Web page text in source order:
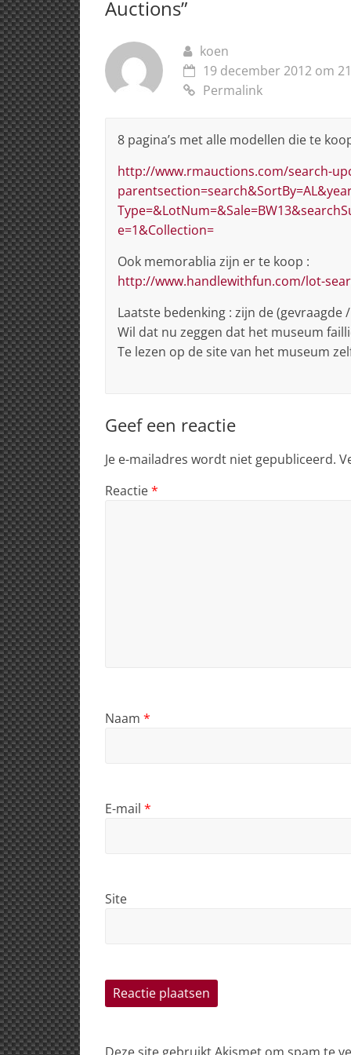
p o
Auctions”
koen
19 december 2012 om
Permalink
8 pagina’s met alle modellen die te
http://www.rmauctions.com/search-
e=1&Collection=
Ook memorablia zijn er te koop :
http://www.handlewithfun.com/lot-
Laatste bedenking : zijn de
Wil dat nu zeggen dat het museum
Te lezen op de site van het museum
Geef een reactie
Je e-mailadres wordt niet gepubliceerd.
Reactie*
Naam *
E-mail *
Site
Deze site gebruikt Akismet om spam te